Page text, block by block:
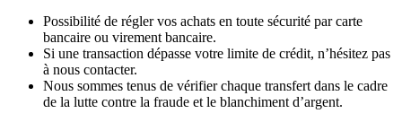
Possibilité de régler vos achats en toute sécurité par carte
bancaire ou virement bancaire.
Si une transaction dépasse votre limite de crédit, n’hésitez pas
à nous contacter.
Nous sommes tenus de vérifier chaque transfert dans le cadre
de la lutte contre la fraude et le blanchiment d’argent.